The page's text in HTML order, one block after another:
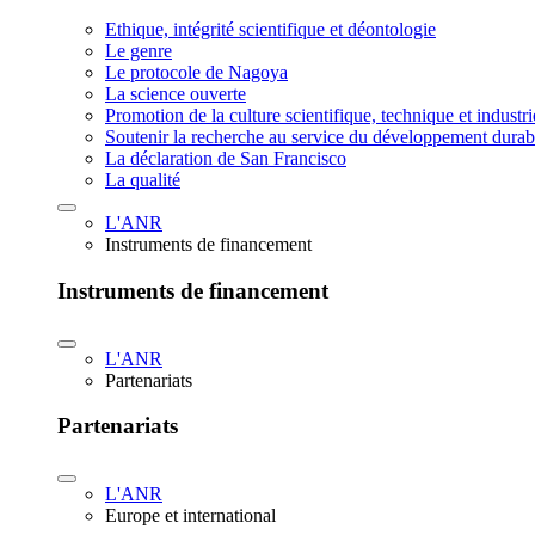
Ethique, intégrité scientifique et déontologie
Le genre
Le protocole de Nagoya
La science ouverte
Promotion de la culture scientifique, technique et
Soutenir la recherche au service du développement
La déclaration de San Francisco
La qualité
L'ANR
Instruments de financement
Instruments de financement
L'ANR
Partenariats
Partenariats
L'ANR
Europe et international